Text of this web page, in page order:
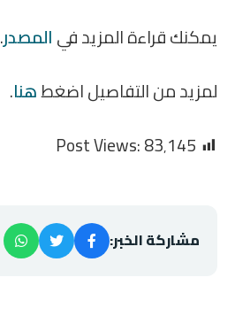
يمكنك قراءة المزيد فيالمصدر.
لمزيد من التفاصيل اضغطهنا.
Post Views:83٬145
مشاركة الخبر: